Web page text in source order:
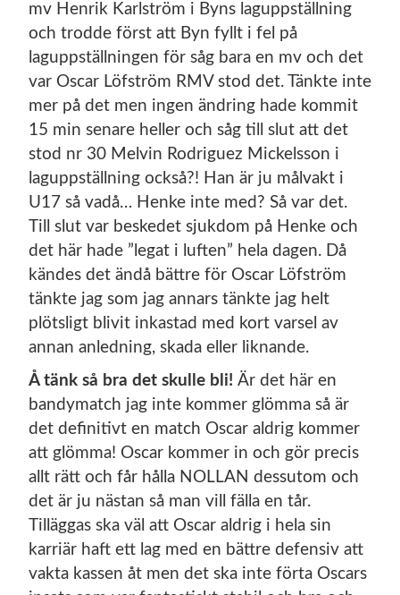
mv Henrik Karlström i Byns laguppställning
och trodde först att Byn fyllt i fel på
laguppställningen för såg bara en mv och det
var Oscar Löfström RMV stod det. Tänkte inte
mer på det men ingen ändring hade kommit
15 min senare heller och såg till slut att det
stod nr 30 Melvin Rodriguez Mickelsson i
laguppställning också?! Han är ju målvakt i
U17 så vadå… Henke inte med? Så var det.
Till slut var beskedet sjukdom på Henke och
det här hade ”legat i luften” hela dagen. Då
kändes det ändå bättre för Oscar Löfström
tänkte jag som jag annars tänkte jag helt
plötsligt blivit inkastad med kort varsel av
annan anledning, skada eller liknande.
Å tänk så bra det skulle bli! Är det här en
bandymatch jag inte kommer glömma så är
det definitivt en match Oscar aldrig kommer
att glömma! Oscar kommer in och gör precis
allt rätt och får hålla NOLLAN dessutom och
det är ju nästan så man vill fälla en tår.
Tilläggas ska väl att Oscar aldrig i hela sin
karriär haft ett lag med en bättre defensiv att
vakta kassen åt men det ska inte förta Oscars